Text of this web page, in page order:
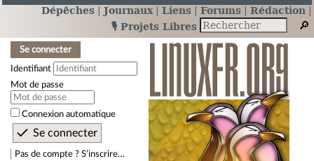
Dépêches Journaux Liens Forums
Rédaction
🎙️ Projets Libres
Se connecter
Identifiant
Mot de passe
Connexion automatique
Pas de compte ? S’inscrire…